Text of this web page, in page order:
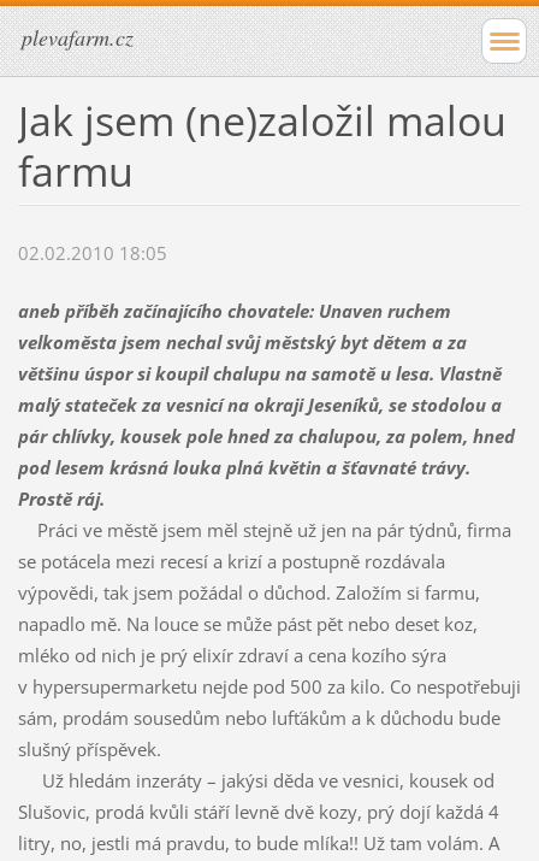
plevafarm.cz
Jak jsem (ne)založil malou
farmu
02.02.2010 18:05
aneb příběh začínajícího chovatele: Unaven ruchem
velkoměsta jsem nechal svůj městský byt dětem a za
většinu úspor si koupil chalupu na samotě u lesa. Vlastně
malý stateček za vesnicí na okraji Jeseníků, se stodolou a
pár chlívky, kousek pole hned za chalupou, za polem, hned
pod lesem krásná louka plná květin a šťavnaté trávy.
Prostě ráj.
Práci ve městě jsem měl stejně už jen na pár týdnů, firma
se potácela mezi recesí a krizí a postupně rozdávala
výpovědi, tak jsem požádal o důchod. Založím si farmu,
napadlo mě. Na louce se může pást pět nebo deset koz,
mléko od nich je prý elixír zdraví a cena kozího sýra
v hypersupermarketu nejde pod 500 za kilo. Co nespotřebuji
sám, prodám sousedům nebo lufťákům a k důchodu bude
slušný příspěvek.
Už hledám inzeráty – jakýsi děda ve vesnici, kousek od
Slušovic, prodá kvůli stáří levně dvě kozy, prý dojí každá 4
litry, no, jestli má pravdu, to bude mlíka!! Už tam volám. A